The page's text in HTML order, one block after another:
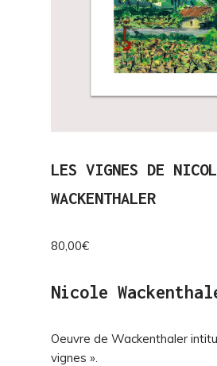
LES VIGNES DE
WACKENTHALER
80,00€
Nicole
Oeuvre de Wackenthaler
vignes ».